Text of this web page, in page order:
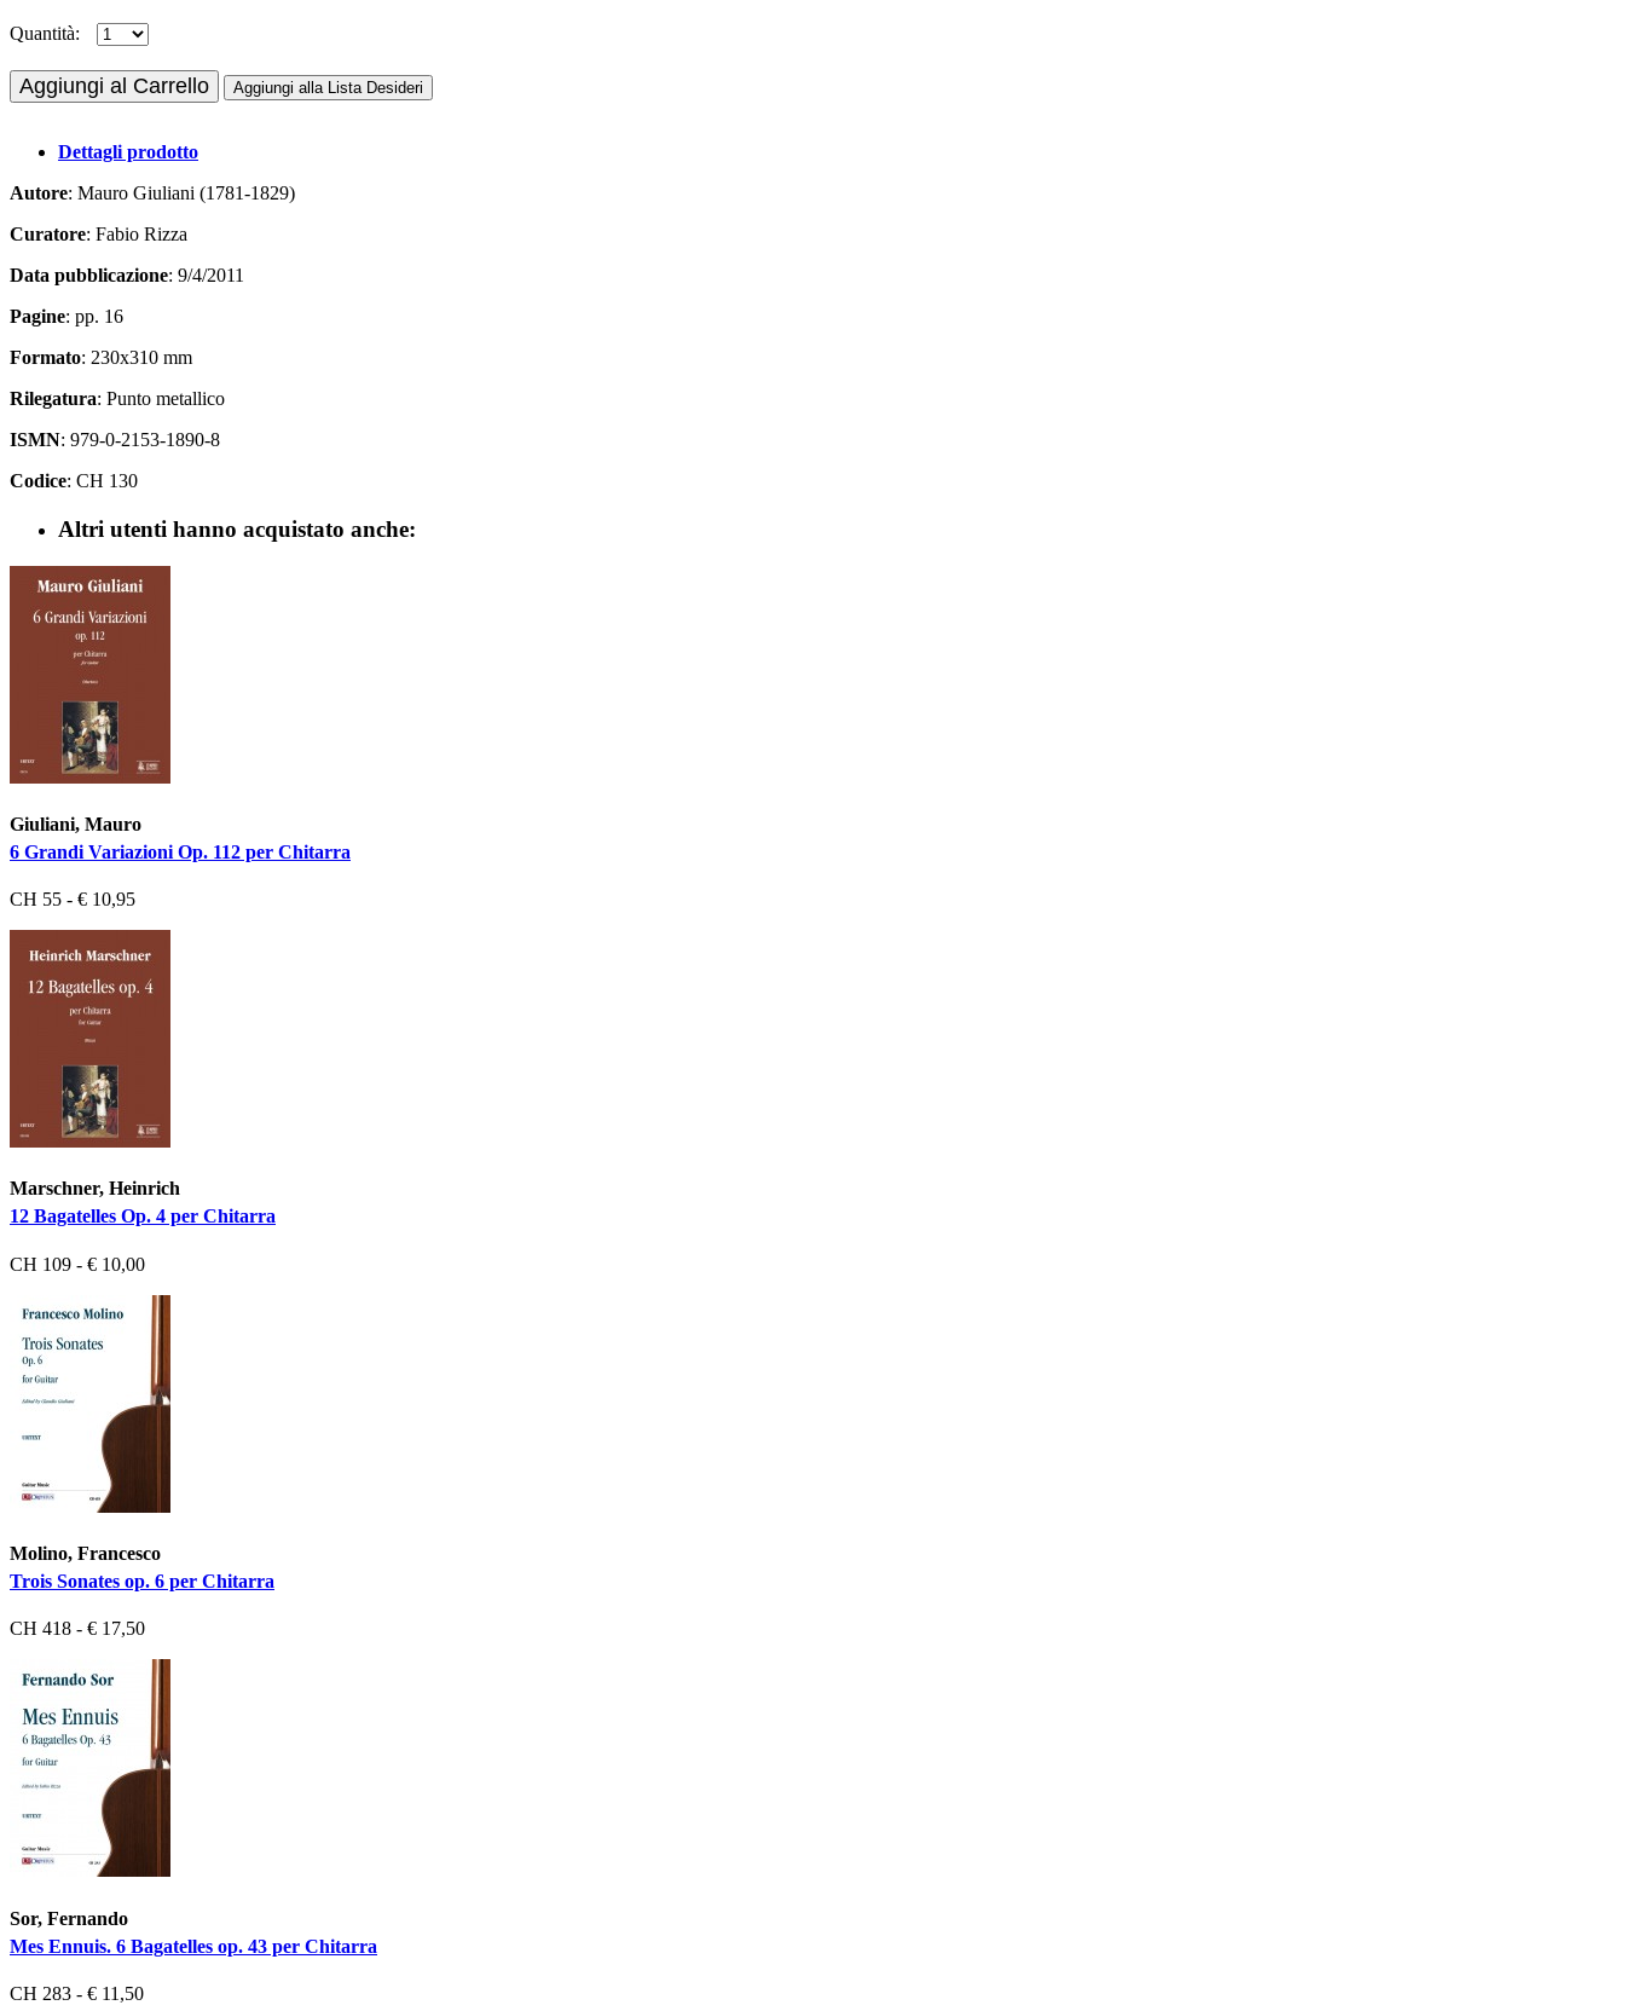
Quantità:
Aggiungi al Carrello Aggiungi alla Lista Desideri
Dettagli prodotto
Autore: Mauro Giuliani (1781-1829)
Curatore: Fabio Rizza
Data pubblicazione: 9/4/2011
Pagine: pp. 16
Formato: 230x310 mm
Rilegatura: Punto metallico
ISMN: 979-0-2153-1890-8
Codice: CH 130
Altri utenti hanno acquistato anche:
Giuliani, Mauro
6 Grandi Variazioni Op. 112 per Chitarra
CH 55 - € 10,95
Marschner, Heinrich
12 Bagatelles Op. 4 per Chitarra
CH 109 - € 10,00
Molino, Francesco
Trois Sonates op. 6 per Chitarra
CH 418 - € 17,50
Sor, Fernando
Mes Ennuis. 6 Bagatelles op. 43 per Chitarra
CH 283 - € 11,50